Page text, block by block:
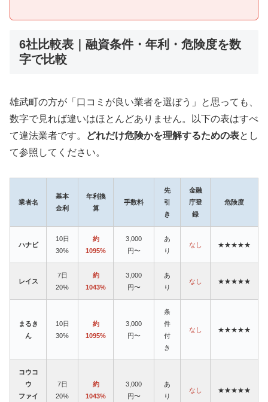
6社比較表｜融資条件・年利・危険度を数
字で比較
雄武町の方が「口コミが良い業者を選ぼう」と思っても、
数字で見れば違いはほとんどありません。以下の表はすべ
て違法業者です。
どれだけ危険かを理解するための表とし
て参照してください。
業者名
基本
金利
年利換
算
手数料
先
引
き
金融
庁登
録
危険度
ハナビ
10日
30%
約
1095%
3,000
円〜
あ
り
なし ★★★★★
レイス
7日
20%
約
1043%
3,000
円〜
あ
り
なし ★★★★★
まるき
ん
10日
30%
約
1095%
3,000
円〜
条
件
付
き
なし ★★★★★
コウコ
ウ
ファイ
7日
20%
約
1043%
3,000
円〜
あ
り
なし ★★★★★